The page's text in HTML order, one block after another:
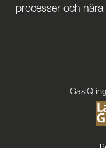
processer och
GasiQ